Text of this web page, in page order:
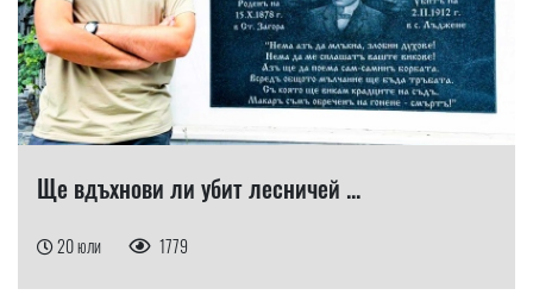
Ще вдъхнови ли убит лесничей ...
20 юли 1779